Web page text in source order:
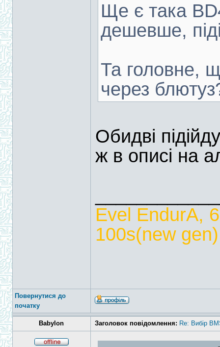
Ще є така
дешевше,
Та головне,
через
Обидві
ж в описі на
Evel EndurA,
100s(new
Повернутися до
початку
Babylon Заголовок повідомлення: Re: Вибір